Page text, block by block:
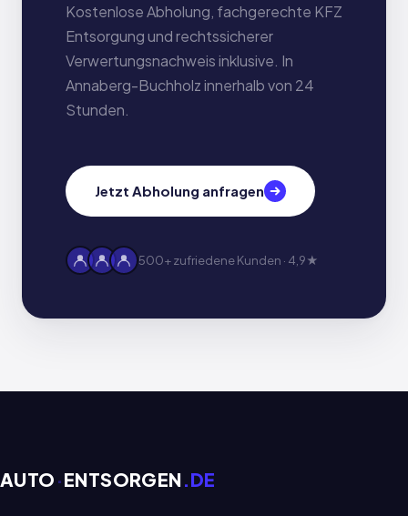
Kostenlose Abholung, fachgerechte KFZ
Entsorgung und rechtssicherer
Verwertungsnachweis inklusive. In
Annaberg-Buchholz innerhalb von 24
Stunden.
Jetzt Abholung anfragen
500+ zufriedene Kunden · 4,9★
AUTO ·ENTSORGEN .DE